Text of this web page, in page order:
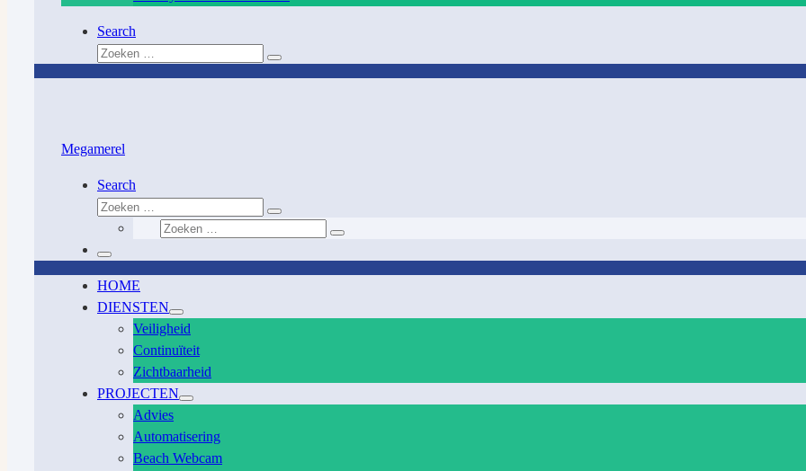
Search
Zoeken
Zoeken
…
Megamerel
Search
Zoeken
Zoeken
Zoeken
Zoeken
Menu
HOME
DIENSTEN
Veiligheid
Continuïteit
Zichtbaarheid
PROJECTEN
Advies
Automatisering
Beach Webcam